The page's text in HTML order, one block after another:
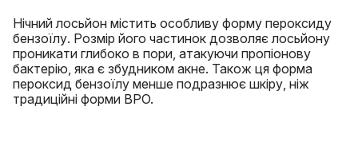
Нічний лосьйон містить особливу форму пероксиду
бензоїлу. Розмір його частинок дозволяє лосьйону
проникати глибоко в пори, атакуючи пропіонову
бактерію, яка є збудником акне. Також ця форма
пероксид бензоїлу менше подразнює шкіру, ніж
традиційні форми BPO.